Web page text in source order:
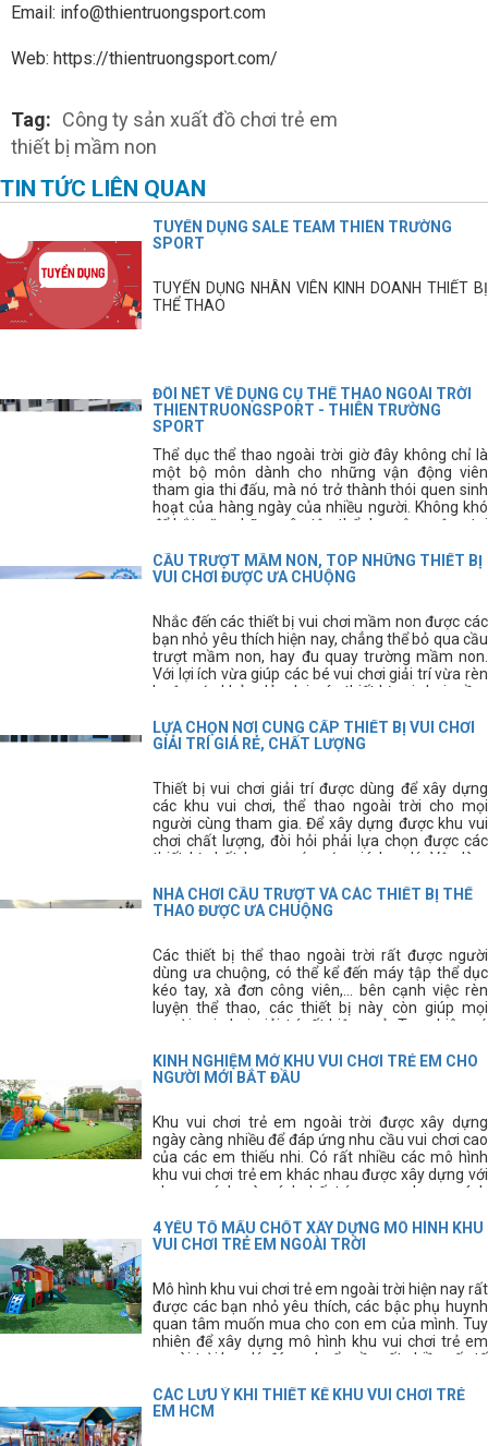
Email: info@thientruongsport.com
Web: https://thientruongsport.com/
Tag: Công ty sản xuất đồ chơi trẻ em
thiết bị mầm non
TIN TỨC LIÊN QUAN
TUYỂN DỤNG SALE TEAM THIÊN TRƯỜNG
SPORT
TUYỂN DỤNG NHÂN VIÊN KINH DOANH THIẾT BỊ
THỂ THAO
ĐÔI NÉT VỀ DỤNG CỤ THỂ THAO NGOÀI TRỜI
THIENTRUONGSPORT - THIÊN TRƯỜNG
SPORT
Thể dục thể thao ngoài trời giờ đây không chỉ là
một bộ môn dành cho những vận động viên
tham gia thi đấu, mà nó trở thành thói quen sinh
hoạt của hàng ngày của nhiều người. Không khó
để bắt gặp những sân tập thể dục công cộng tại
hình thức tập thể dục thông thường thì giờ đây
mọi người còn có thể sử dụng thêm những dụng
khỏe. Dụng cụ thể thao ngoài trời là lĩnh vực mà
Thiên Trường Sport luôn luôn chú trọng hàng
đầu. vì vậy, dụng cụ thể thao ngoài trời là lĩnh vực
mà Thiên Trường Sport luôn luôn chú trọng hàng
đầu, nhằm mang đến cho quý khách hàng những
CẦU TRƯỢT MẦM NON, TOP NHỮNG THIẾT BỊ
VUI CHƠI ĐƯỢC ƯA CHUỘNG
Nhắc đến các thiết bị vui chơi mầm non được các
bạn nhỏ yêu thích hiện nay, chẳng thể bỏ qua cầu
trượt mầm non, hay đu quay trường mầm non.
Với lợi ích vừa giúp các bé vui chơi giải trí vừa rèn
luyện sức khỏe dẻo dai, các thiết bị vui chơi mầm
tâm.
LỰA CHỌN NƠI CUNG CẤP THIẾT BỊ VUI CHƠI
GIẢI TRÍ GIÁ RẺ, CHẤT LƯỢNG
Thiết bị vui chơi giải trí được dùng để xây dựng
các khu vui chơi, thể thao ngoài trời cho mọi
người cùng tham gia. Để xây dựng được khu vui
chơi chất lượng, đòi hỏi phải lựa chọn được các
thiết bị chất lượng, có mức giá hợp lý. Vậy làm
thiết bị vui chơi chất lượng, giá rẻ đây?
NHÀ CHƠI CẦU TRƯỢT VÀ CÁC THIẾT BỊ THỂ
THAO ĐƯỢC ƯA CHUỘNG
Các thiết bị thể thao ngoài trời rất được người
dùng ưa chuộng, có thể kể đến máy tập thể dục
kéo tay, xà đơn công viên,... bên cạnh việc rèn
luyện thể thao, các thiết bị này còn giúp mọi
người vui chơi giải trí rất hiệu quả. Tuy nhiên có
bị này, hãy cùng tìm hiểu kĩ hơn về các thiết bị thể
thao thông dụng này.
KINH NGHIỆM MỞ KHU VUI CHƠI TRẺ EM CHO
NGƯỜI MỚI BẮT ĐẦU
Khu vui chơi trẻ em ngoài trời được xây dựng
ngày càng nhiều để đáp ứng nhu cầu vui chơi cao
của các em thiếu nhi. Có rất nhiều các mô hình
khu vui chơi trẻ em khác nhau được xây dựng với
phong cách và cách bố trí mang phong cách
trẻ em ưng ý các bạn cần phải có kinh nghiệm thi
công sân chơi trẻ em.
4 YẾU TỐ MẤU CHỐT XÂY DỰNG MÔ HÌNH KHU
VUI CHƠI TRẺ EM NGOÀI TRỜI
Mô hình khu vui chơi trẻ em ngoài trời hiện nay rất
được các bạn nhỏ yêu thích, các bậc phụ huynh
quan tâm muốn mua cho con em của mình. Tuy
nhiên để xây dựng mô hình khu vui chơi trẻ em
ngoài trời hợp lý, đúng chuẩn cần rất nhiều yếu tố
CÁC LƯU Ý KHI THIẾT KẾ KHU VUI CHƠI TRẺ
EM HCM